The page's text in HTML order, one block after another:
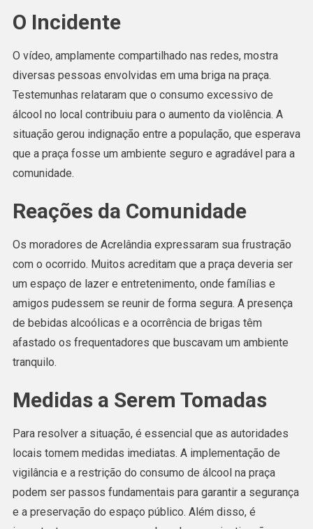
Acrelândia
Confira
O
Video.
O Incidente
O vídeo, amplamente compartilhado nas redes, mostra
diversas pessoas envolvidas em uma briga na praça.
Testemunhas relataram que o consumo excessivo de
álcool no local contribuiu para o aumento da violência. A
situação gerou indignação entre a população, que esperava
que a praça fosse um ambiente seguro e agradável para a
comunidade.
Reações da Comunidade
Os moradores de Acrelândia expressaram sua frustração
com o ocorrido. Muitos acreditam que a praça deveria ser
um espaço de lazer e entretenimento, onde famílias e
amigos pudessem se reunir de forma segura. A presença
de bebidas alcoólicas e a ocorrência de brigas têm
afastado os frequentadores que buscavam um ambiente
tranquilo.
Medidas a Serem Tomadas
Para resolver a situação, é essencial que as autoridades
locais tomem medidas imediatas. A implementação de
vigilância e a restrição do consumo de álcool na praça
podem ser passos fundamentais para garantir a segurança
e a preservação do espaço público. Além disso, é